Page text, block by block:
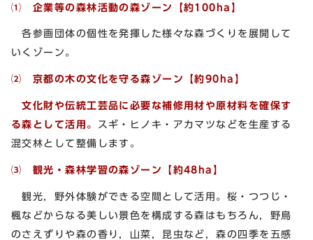
⑴ 企業等の森林活動の森ゾーン【約100ha】
各参画団体の個性を発揮した様々な森づくりを展開して
いくゾーン。
⑵ 京都の木の文化を守る森ゾーン【約90ha】
文化財や伝統工芸品に必要な補修用材や原材料を確保す
る森として活用。 スギ・ヒノキ・アカマツなどを生産する
混交林として整備します。
⑶ 観光・森林学習の森ゾーン【約48ha】
観光，野外体験ができる空間として活用。桜・つつじ・
楓などからなる美しい景色を構成する森はもちろん，野鳥
のさえずりや森の香り，山菜，昆虫など，森の四季を五感